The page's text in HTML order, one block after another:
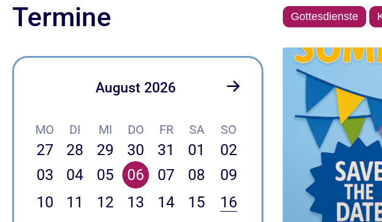
Termine
August 2026
MO DI MI DO FR SA SO
27 28 29 30 31 01
02
03
04 05 06 07 08
09
10
11 12 13 14 15
16
Gottesdienste